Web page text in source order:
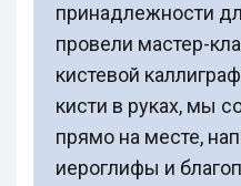
принадлежности
провели мастер-
кистевой
кисти в руках, мы
прямо на месте,
иероглифы и